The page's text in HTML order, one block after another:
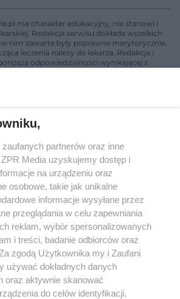
ma charakter edukacyjny, nie stanowi i
Redakcja serwisu dokłada wszelkich
nim zawarte były poprawne merytorycznie,
leczenia należy do lekarza. Redakcja i
odpowiedzialności wynikającej z
leczniczej polegającej na udzielaniu
w rozumieniu art. 3 ust 1 ustawy o
w serwisie nie może być powielany i
rozpowszechniany w jakikolwiek sposób
lub mechaniczny) na jakimkolwiek polu
formie, włącznie z umieszczaniem w
zgody właściciela praw. Jakiekolwiek użycie
w całości lub w części z naruszeniem
zgody, jest zabronione pod groźbą kary i
O nas
partnerów oraz inne
Media uzyskujemy dostęp i
na urządzeniu oraz
osobowe, takie jak unikalne
informacje wysyłane przez
przeglądania w celu zapewniania
reklam, wybór spersonalizowanych
i treści, badanie odbiorców oraz
zgodą Użytkownika my i Zaufani
używać dokładnych danych
oraz aktywnie skanować
do celów identyfikacji.